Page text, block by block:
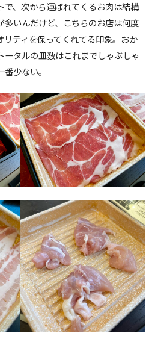
、次から運ばれてくるお肉は結構
いんだけど、こちらのお店は何度
リティを保ってくれてる印象。おか
ータルの皿数はこれまでしゃぶしゃ
少ない。